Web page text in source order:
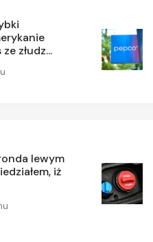
złudz...
lewym
iż